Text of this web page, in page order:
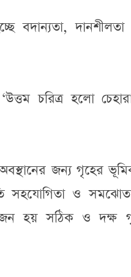
বদান্যতা,
চরিত্র হলো
জন্য গৃহের
সহযোগিতা ও
হয় সঠিক ও দক্ষ
অসংখ্য
প্রমাণিত-